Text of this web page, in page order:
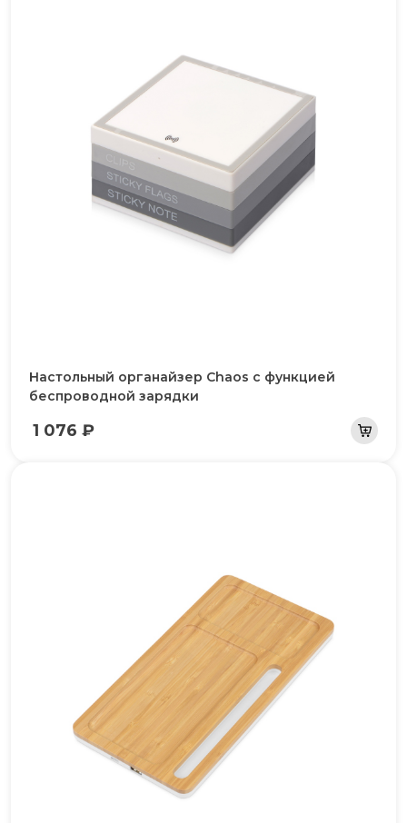
Настольный органайзер Chaos с функцией
беспроводной зарядки
1 076 ₽